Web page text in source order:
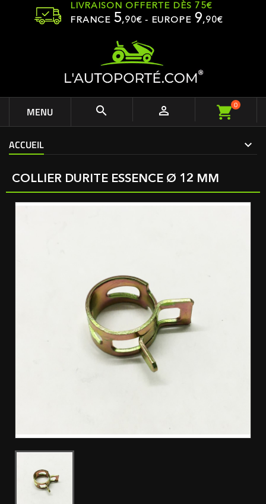
LIVRAISON OFFERTE DÈS 75€
FRANCE 5,90€ - EUROPE 9,90€
MENU   0
ACCUEIL
COLLIER DURITE ESSENCE Ø 12 MM